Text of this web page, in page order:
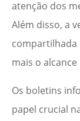
atenção dos
Além disso, a
compartilhada
mais o
Os boletins
papel crucial